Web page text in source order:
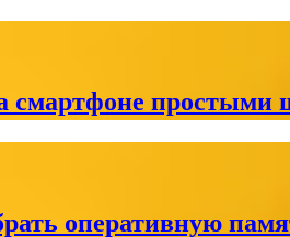
смартфоне простыми
оперативную